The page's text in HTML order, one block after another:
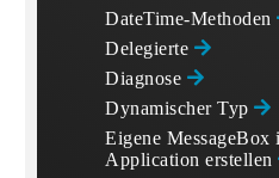
DateTime-Methoden
Delegierte
Diagnose
Dynamischer Typ
Eigene
Application erstellen